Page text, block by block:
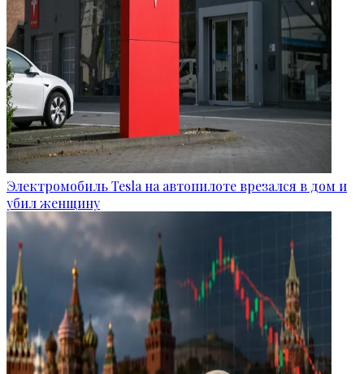
Электромобиль Tesla на автопилоте врезался в дом и
убил женщину